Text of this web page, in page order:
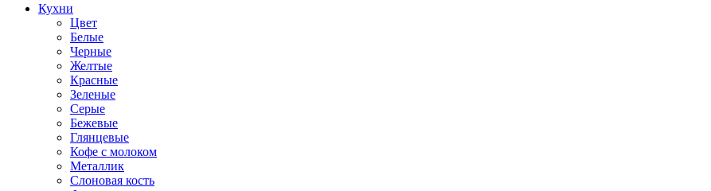
Кухни
Цвет
Белые
Черные
Желтые
Красные
Зеленые
Серые
Бежевые
Глянцевые
Кофе с молоком
Металлик
Слоновая кость